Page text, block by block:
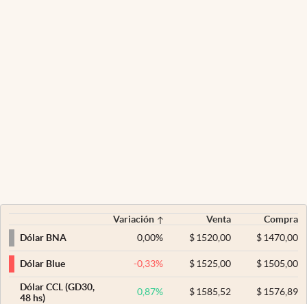
Variación Venta
Compra
Dólar BNA
0,00% $ 1520,00 $1470,00
Dólar Blue -0,33% $ 1525,00 $1505,00
Dólar CCL (GD30,
48 hs)
0,87% $ 1585,52 $1576,89